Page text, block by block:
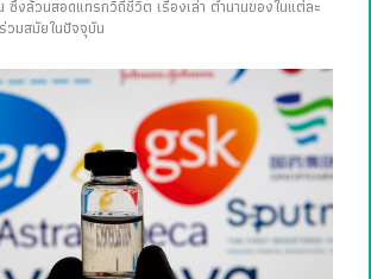
ซึ่งล้วนสอดแทรกวิถีชีวิต เรื่องเล่า ตำนานของในแต่ละ
วมสมัยในปัจจุบัน